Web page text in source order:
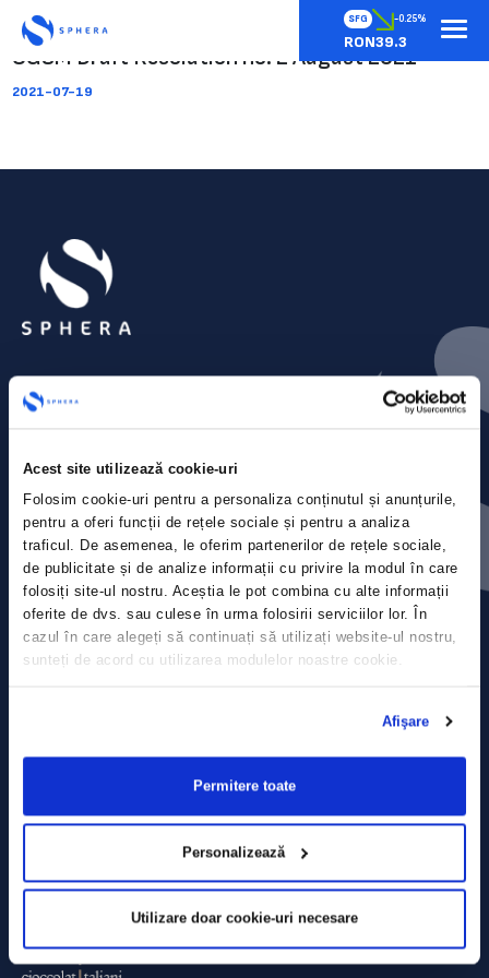
Acest site utilizează cookie-uri
Folosim cookie-uri pentru a personaliza conținutul și anunțurile,
pentru a oferi funcții de rețele sociale și pentru a analiza
traficul. De asemenea, le oferim partenerilor de rețele sociale,
de publicitate și de analize informații cu privire la modul în care
folosiți site-ul nostru. Aceștia le pot combina cu alte informații
oferite de dvs. sau culese în urma folosirii serviciilor lor. În
cazul în care alegeți să continuați să utilizați website-ul nostru,
sunteți de acord cu utilizarea modulelor noastre cookie.
Afişare
Permitere toate
Personalizează
Utilizare doar cookie-uri necesare
SFG -0.25%
RON39.3
OGSM Draft Resolution no. 2 August 2021
2021-07-19
Press releases
Privacy Policy
Contact
Data Processing policy